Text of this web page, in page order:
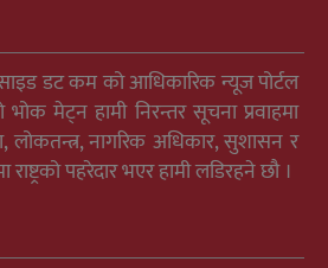
डट कम को आधिकारिक न्यूज पोर्टल
मेट्न हामी निरन्तर सूचना प्रवाहमा
लोकतन्त्र, नागरिक अधिकार, सुशासन र
पहरेदार भएर हामी लडिरहने छौ ।